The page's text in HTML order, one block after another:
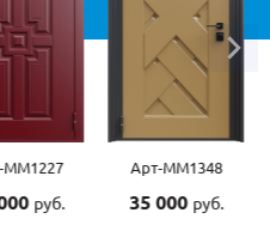
Арт-ММ1507
55 000руб.